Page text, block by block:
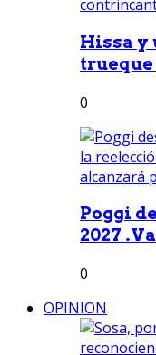
Hissa y
0
Poggi
2027
0
OPINION